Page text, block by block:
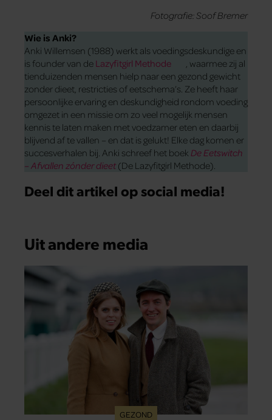
Fotografie: Soof Bremer
Wie is Anki?
Anki Willemsen (1988) werkt als voedingsdeskundige en
is founder van de Lazyfitgirl Methode
, waarmee zij al
tienduizenden mensen hielp naar een gezond gewicht
zonder dieet, restricties of eetschema’s. Ze heeft haar
persoonlijke ervaring en deskundigheid rondom voeding
omgezet in een missie om zo veel mogelijk mensen
kennis te laten maken met voedzamer eten en daarbij
blijvend af te vallen – en dat is gelukt! Elke dag komen er
succesverhalen bij. Anki schreef het boek De Eetswitch
– Afvallen zónder dieet (De Lazyfitgirl Methode).
Deel dit artikel op social media!
Uit andere media
GEZOND